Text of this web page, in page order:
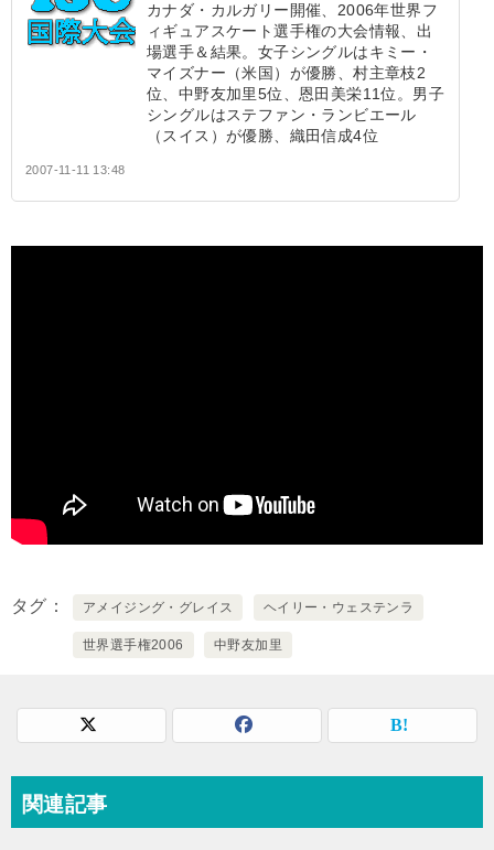
カナダ・カルガリー開催、2006年世界フ
ィギュアスケート選手権の大会情報、出
場選手＆結果。女子シングルはキミー・
マイズナー（米国）が優勝、村主章枝2
位、中野友加里5位、恩田美栄11位。男子
シングルはステファン・ランビエール
（スイス）が優勝、織田信成4位
2007-11-11 13:48
タグ アメイジング・グレイス ヘイリー・ウェステンラ
世界選手権2006 中野友加里
関連記事